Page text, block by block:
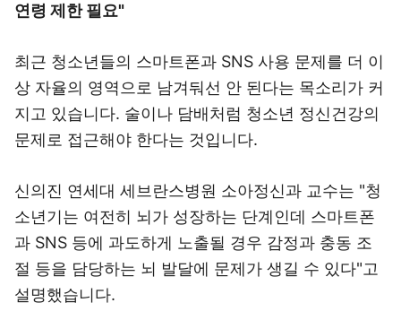
연령 제한 필요"
최근 청소년들의 스마트폰과 SNS 사용 문제를 더 이
상 자율의 영역으로 남겨둬선 안 된다는 목소리가 커
지고 있습니다. 술이나 담배처럼 청소년 정신건강의
문제로 접근해야 한다는 것입니다.
신의진 연세대 세브란스병원 소아정신과 교수는 "청
소년기는 여전히 뇌가 성장하는 단계인데 스마트폰
과 SNS 등에 과도하게 노출될 경우 감정과 충동 조
절 등을 담당하는 뇌 발달에 문제가 생길 수 있다"고
설명했습니다.